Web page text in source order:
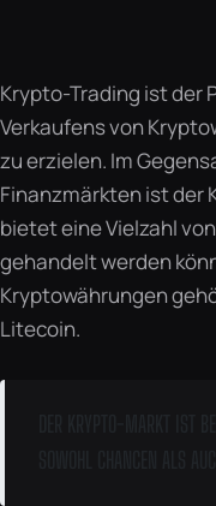
Krypto-Trading ist der
Verkaufens von
zu erzielen. Im
Finanzmärkten ist der
bietet eine Vielzahl
gehandelt werden
Kryptowährungen
Litecoin.